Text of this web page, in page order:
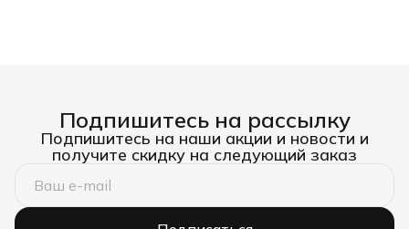
Подпишитесь на рассылку
Подпишитесь на наши акции и новости и
получите скидку на следующий заказ